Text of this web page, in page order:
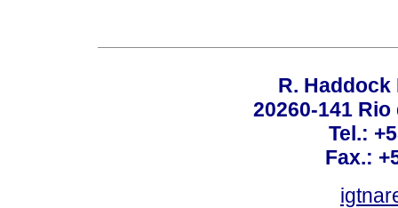
R. Haddock
20260-141
Tel.:
Fax.: